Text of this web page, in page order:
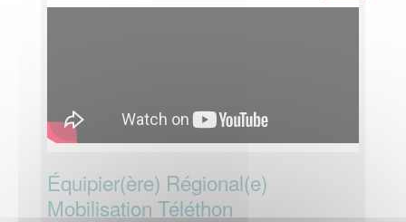
Équipier(ère) Régional(e)
Mobilisation Téléthon